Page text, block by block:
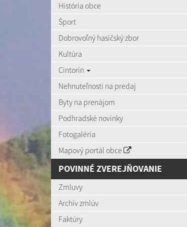
História obce
Šport
Dobrovoľný hasičský zbor
Kultúra
Cintorín
Nehnuteľnosti na predaj
Byty na prenájom
Podhradské novinky
Fotogaléria
Mapový portál obce
POVINNÉ ZVEREJŇOVANIE
Zmluvy
Archív zmlúv
Faktúry